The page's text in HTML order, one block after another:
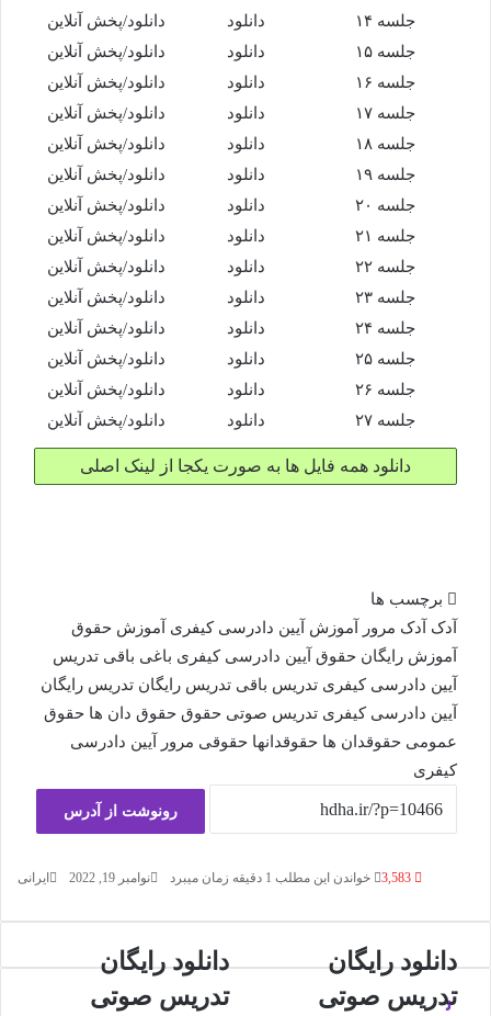
جلسه ۱۴
دانلود
دانلود/پخش آنلاین
جلسه ۱۵
دانلود
دانلود/پخش آنلاین
جلسه ۱۶
دانلود
دانلود/پخش آنلاین
جلسه ۱۷
دانلود
دانلود/پخش آنلاین
جلسه ۱۸
دانلود
دانلود/پخش آنلاین
جلسه ۱۹
دانلود
دانلود/پخش آنلاین
جلسه ۲۰
دانلود
دانلود/پخش آنلاین
جلسه ۲۱
دانلود
دانلود/پخش آنلاین
جلسه ۲۲
دانلود
دانلود/پخش آنلاین
جلسه ۲۳
دانلود
دانلود/پخش آنلاین
جلسه ۲۴
دانلود
دانلود/پخش آنلاین
جلسه ۲۵
دانلود
دانلود/پخش آنلاین
جلسه ۲۶
دانلود
دانلود/پخش آنلاین
جلسه ۲۷
دانلود دانلود/پخش آنلاین
دانلود همه فایل ها به صورت یکجا از لینک اصلی
برچسب ها
آدک آدک مرور آموزش آیین دادرسی کیفری آموزش حقوق
آموزش رایگان حقوق آیین دادرسی کیفری باغی باقی تدریس
آیین دادرسی کیفری تدریس باقی تدریس رایگان تدریس رایگان
آیین دادرسی کیفری تدریس صوتی حقوق حقوق دان ها حقوق
عمومی حقوقدان ها حقوقدانها حقوقی مرور آیین دادرسی
کیفری
رونوشت از آدرس
ایرانی نوامبر 19, 2022 خواندن این مطلب 1 دقیقه زمان میبرد
دانلود رایگان
تدریس صوتی
دانلود رایگان
تدریس صوتی
ن